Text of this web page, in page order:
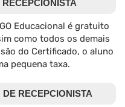
Educacional é gratuito
como todos os demais
do Certificado, o aluno
pequena taxa.
RECEPCIONISTA